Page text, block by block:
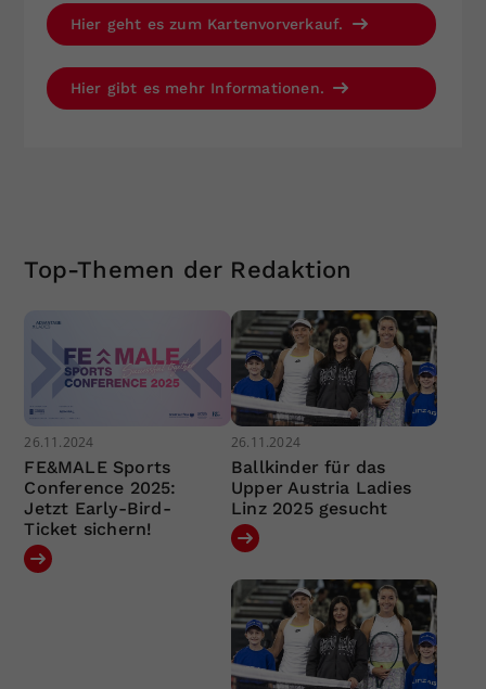
Hier geht es zum Kartenvorverkauf.
Hier gibt es mehr Informationen.
Top-Themen der Redaktion
26.11.2024
FE&MALE Sports
Conference 2025:
Jetzt Early-Bird-
Ticket sichern!
26.11.2024
Ballkinder für das
Upper Austria Ladies
Linz 2025 gesucht